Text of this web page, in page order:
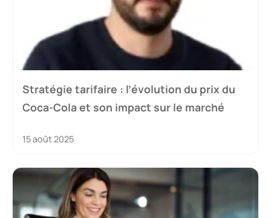
Stratégie tarifaire : l’évolution du prix du
Coca-Cola et son impact sur le marché
15 août 2025